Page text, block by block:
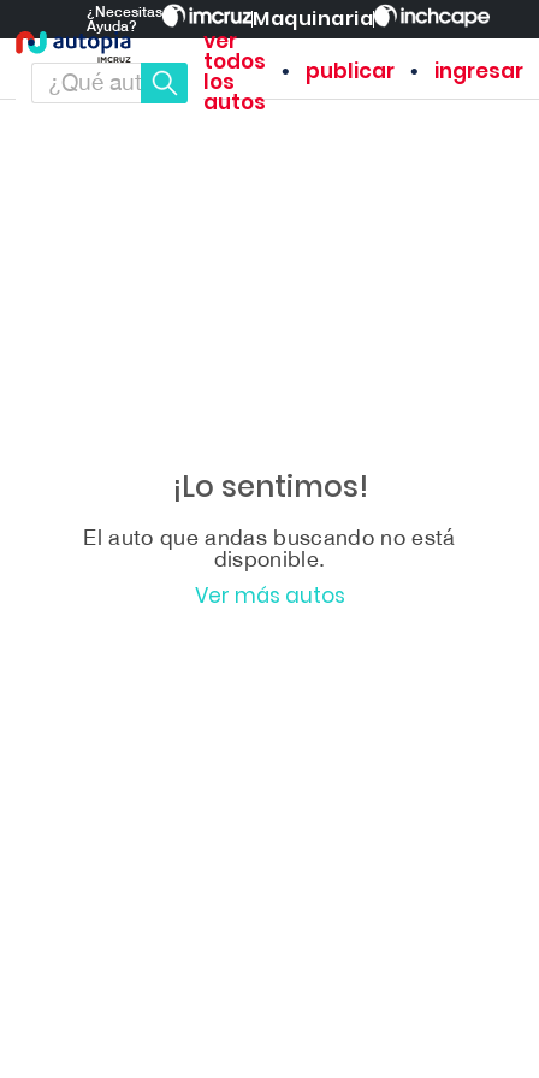
¿Necesitas
Ayuda?
Maquinaria
ver
todos
los
autos
• publicar • ingresar
¡Lo sentimos!
El auto que andas buscando no está
disponible.
Ver más autos